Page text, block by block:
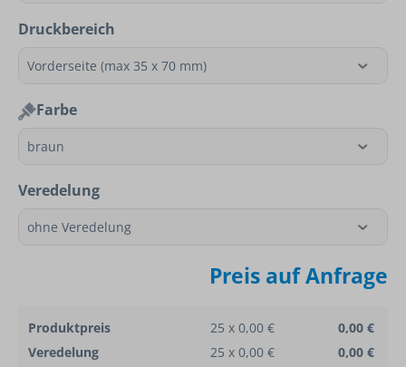
Druckbereich
Farbe
Veredelung
Preis auf Anfrage
Produktpreis 25 x 0,00 €
0,00 €
Veredelung
25 x 0,00 €
0,00 €